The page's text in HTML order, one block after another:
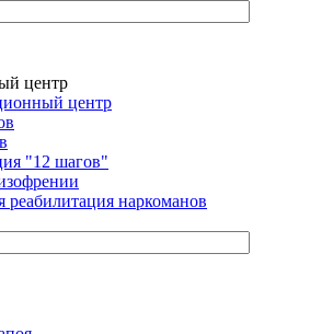
центр
центр
"12 шагов"
реабилитация наркоманов